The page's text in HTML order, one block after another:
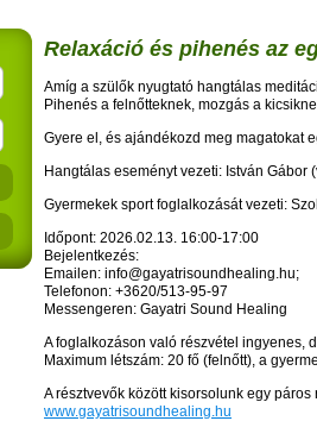
Relaxáció és pihenés az
Amíg a szülők nyugtató hangtálas
Pihenés a felnőtteknek, mozgás a
Gyere el, és ajándékozd meg magatokat
Hangtálas eseményt vezeti: István
Gyermekek sport foglalkozását vezeti:
Időpont: 2026.02.13. 16:00-17:00
Bejelentkezés:
Emailen: info@gayatrisoundhealing.hu;
Telefonon: +3620/513-95-97
Messengeren: Gayatri Sound Healing
A foglalkozáson való részvétel ingyenes,
Maximum létszám: 20 fő (felnőtt), a
A résztvevők között kisorsolunk egy
www.gayatrisoundhealing.hu